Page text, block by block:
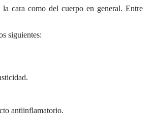
la cara como del cuerpo en general. Entre
siguientes:
antiinflamatorio.